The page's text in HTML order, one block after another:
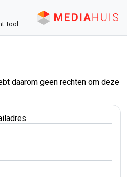
Tool
daarom geen rechten om deze